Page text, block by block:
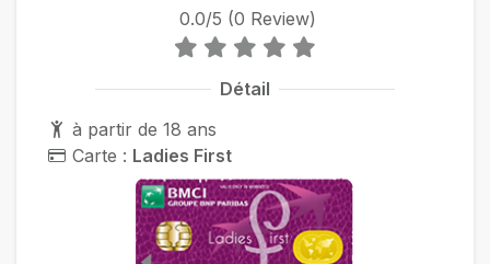
0.0/5 (0 Review)
Détail
à partir de 18 ans
Carte : Ladies First